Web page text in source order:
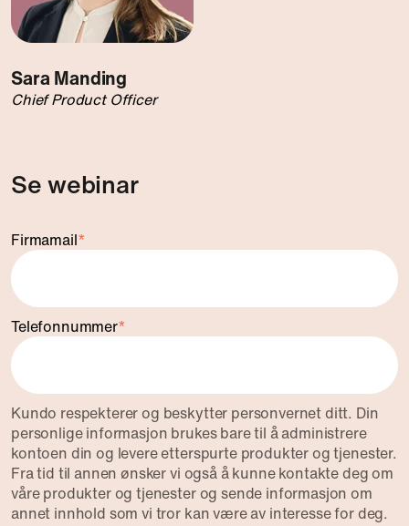
Sara Manding
Chief Product Officer
Se webinar
Firmamail*
Telefonnummer*
Kundo respekterer og beskytter personvernet ditt. Din
personlige informasjon brukes bare til å administrere
kontoen din og levere etterspurte produkter og tjenester.
Fra tid til annen ønsker vi også å kunne kontakte deg om
våre produkter og tjenester og sende informasjon om
annet innhold som vi tror kan være av interesse for deg.